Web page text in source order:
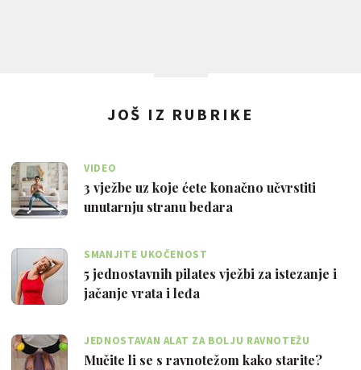
JOŠ IZ RUBRIKE
VIDEO
3 vježbe uz koje ćete konačno učvrstiti
unutarnju stranu bedara
SMANJITE UKOČENOST
5 jednostavnih pilates vježbi za istezanje i
jačanje vrata i leđa
JEDNOSTAVAN ALAT ZA BOLJU RAVNOTEŽU
Mučite li se s ravnotežom kako starite?